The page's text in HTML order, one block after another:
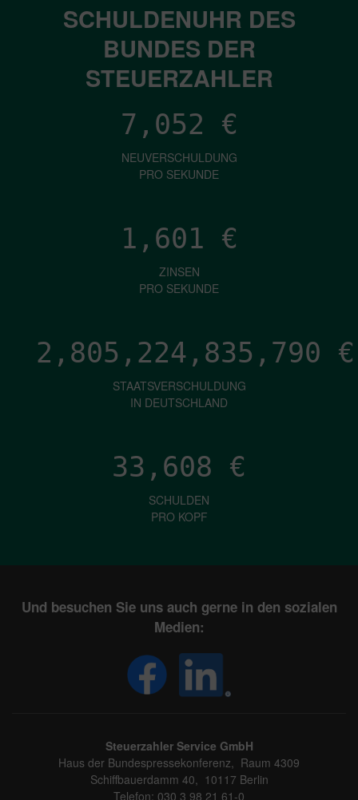
SCHULDENUHR DES
BUNDES DER
STEUERZAHLER
7,052 €
NEUVERSCHULDUNG
PRO SEKUNDE
1,601 €
ZINSEN
PRO SEKUNDE
2,805,224,840,021 €
STAATSVERSCHULDUNG
IN DEUTSCHLAND
33,608 €
SCHULDEN
PRO KOPF
Und besuchen Sie uns auch gerne in den sozialen
Medien:
Steuerzahler Service GmbH
Haus der Bundespressekonferenz, Raum 4309
Schiffbauerdamm 40, 10117 Berlin
Telefon: 030 3 98 21 61-0